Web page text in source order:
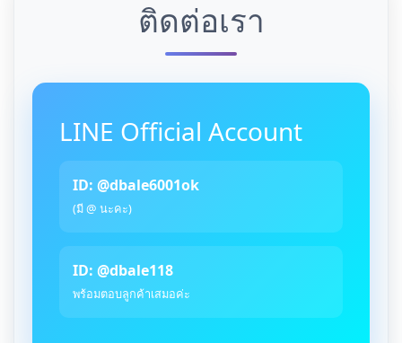
ติดต่อเรา
LINE Official Account
ID: @dbale6001ok
(มี @ นะคะ)
ID: @dbale118
พร้อมตอบลูกค้าเสมอค่ะ